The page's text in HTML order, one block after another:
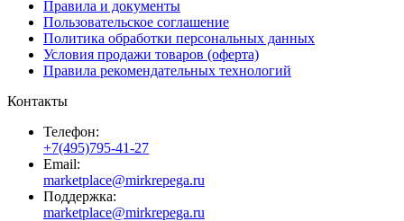
Правила и документы
Пользовательское соглашение
Политика обработки персональных данных
Условия продажи товаров (оферта)
Правила рекомендательных технологий
Контакты
Телефон:
+7(495)795-41-27
Email:
marketplace@mirkrepega.ru
Поддержка:
marketplace@mirkrepega.ru